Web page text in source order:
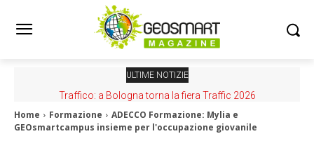
ULTIME NOTIZIE
Traffico: a Bologna torna la fiera Traffic 2026
Home Formazione
ADECCO Formazione: Mylia e
GEOsmartcampus insieme per l'occupazione giovanile